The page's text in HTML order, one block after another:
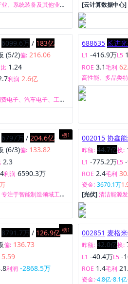
、系统装备及其他业
[云计算数据中心]
6099.6万 / 183亿
(5/2)偏: 216.06
1.24
利润 2.6亿
电子、汽车电子、工业
商，为其提供电子元器
688635 长进
L1 -416.9万L5
ROE 3.1毛利
高性能、多品类
榜1
6797万 / 204.6亿
(6/3)偏: 133.82
2.3
利润 6590.3万
专注于智能制造领域工业
方案。
002015 协鑫
昨额: 44.7亿换:
L1 -775.2万L5
ROE 2.4毛利
资金:-3670.1万
[光伏]清洁能源
榜1
8791.7万 / 126.9亿
偏: 136.73
5.59
利润 -2868.5万
002851 麦格
昨额: 42.0亿换:
L1 -40.4万L5 -
ROE 1.4毛利
资金:-4.8亿-8.1亿